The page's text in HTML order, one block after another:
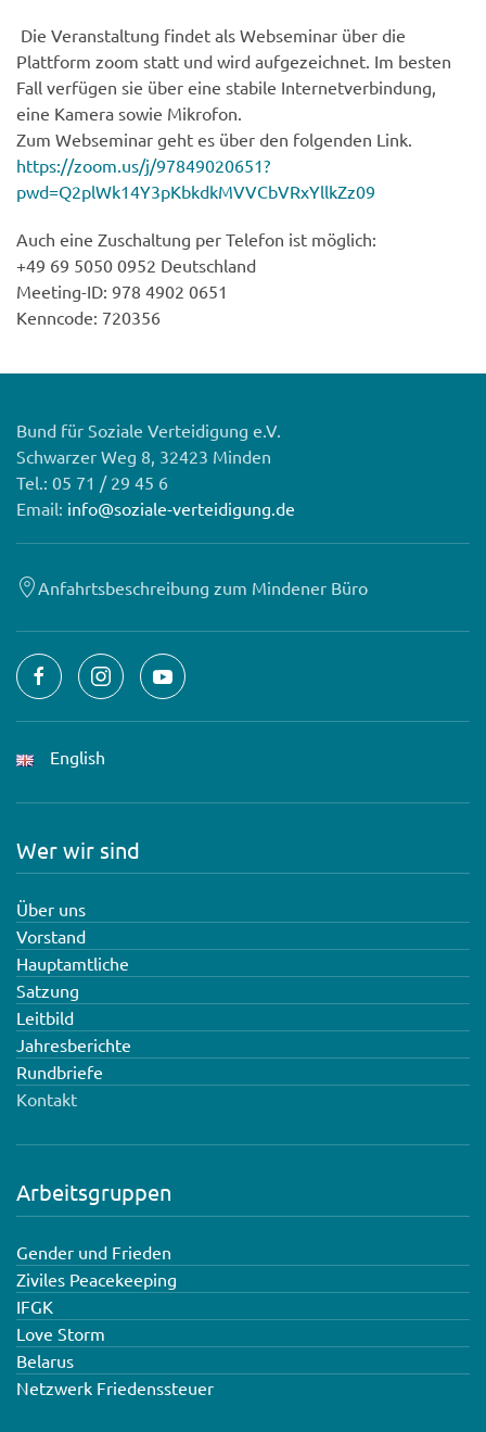
Die Veranstaltung findet als Webseminar über die
Plattform zoom statt und wird aufgezeichnet. Im besten
Fall verfügen sie über eine stabile Internetverbindung,
eine Kamera sowie Mikrofon.
Zum Webseminar geht es über den folgenden Link.
https://zoom.us/j/97849020651?
pwd=Q2plWk14Y3pKbkdkMVVCbVRxYllkZz09
Auch eine Zuschaltung per Telefon ist möglich:
+49 69 5050 0952 Deutschland
Meeting-ID: 978 4902 0651
Kenncode: 720356
Bund für Soziale Verteidigung e.V.
Schwarzer Weg 8, 32423 Minden
Tel.: 05 71 / 29 45 6
Email: info@soziale-verteidigung.de
Anfahrtsbeschreibung zum Mindener Büro
English
Wer wir sind
Über uns
Vorstand
Hauptamtliche
Satzung
Leitbild
Jahresberichte
Rundbriefe
Kontakt
Arbeitsgruppen
Gender und Frieden
Ziviles Peacekeeping
IFGK
Love Storm
Belarus
Netzwerk Friedenssteuer